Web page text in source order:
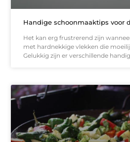
Handige schoonmaaktips voor
Het kan erg frustrerend zijn
met hardnekkige vlekken die
Gelukkig zijn er verschillende